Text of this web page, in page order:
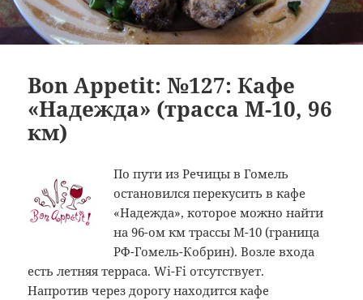
Bon Appetit: №127: Кафе
«Надежда» (трасса M-10, 96
км)
По пути из Речицы в Гомель
остановился перекусить в кафе
«Надежда», которое можно найти
на 96-ом км трассы М-10 (граница
РФ-Гомель-Кобрин). Возле входа
есть летняя терраса. Wi-Fi отсутствует.
Напротив через дорогу находится кафе